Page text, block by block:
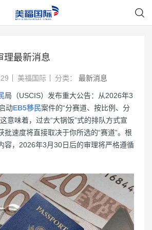
理最新消息
美福国际 分类： 最新消息
局（USCIS）发布重大公告：从2026年3
动EB5移民案件的“分赛道、按比例、分
意味着，过去“大锅饭”式的排队方式宣
批速度将直接取决于你所选的“赛道”。根
容，2026年3月30日后的审理将严格遵循